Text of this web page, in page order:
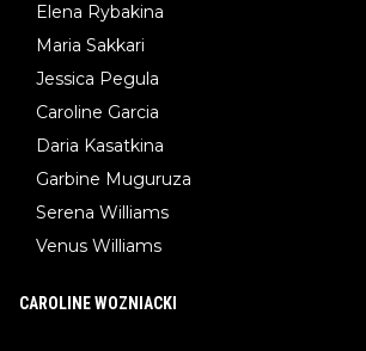
Elena Rybakina
Maria Sakkari
Jessica Pegula
Caroline Garcia
Daria Kasatkina
Garbine Muguruza
Serena Williams
Venus Williams
CAROLINE WOZNIACKI